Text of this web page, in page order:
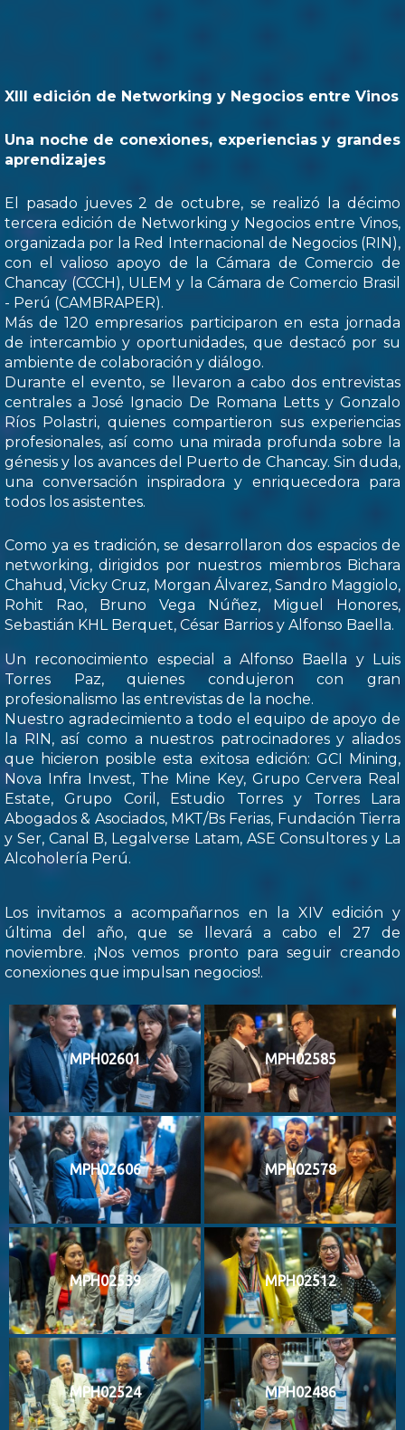
XIII edición de Networking y Negocios entre Vinos
Una noche de conexiones, experiencias y grandes
aprendizajes
El pasado jueves 2 de octubre, se realizó la décimo
tercera edición de Networking y Negocios entre Vinos,
organizada por la Red Internacional de Negocios (RIN),
con el valioso apoyo de la Cámara de Comercio de
Chancay (CCCH), ULEM y la Cámara de Comercio Brasil
- Perú (CAMBRAPER).
Más de 120 empresarios participaron en esta jornada
de intercambio y oportunidades, que destacó por su
ambiente de colaboración y diálogo.
Durante el evento, se llevaron a cabo dos entrevistas
centrales a José Ignacio De Romana Letts y Gonzalo
Ríos Polastri, quienes compartieron sus experiencias
profesionales, así como una mirada profunda sobre la
génesis y los avances del Puerto de Chancay. Sin duda,
una conversación inspiradora y enriquecedora para
todos los asistentes.
Como ya es tradición, se desarrollaron dos espacios de
networking, dirigidos por nuestros miembros Bichara
Chahud, Vicky Cruz, Morgan Álvarez, Sandro Maggiolo,
Rohit Rao, Bruno Vega Núñez, Miguel Honores,
Sebastián KHL Berquet, César Barrios y Alfonso Baella.
Un reconocimiento especial a Alfonso Baella y Luis
Torres Paz, quienes condujeron con gran
profesionalismo las entrevistas de la noche.
Nuestro agradecimiento a todo el equipo de apoyo de
la RIN, así como a nuestros patrocinadores y aliados
que hicieron posible esta exitosa edición: GCI Mining,
Nova Infra Invest, The Mine Key, Grupo Cervera Real
Estate, Grupo Coril, Estudio Torres y Torres Lara
Abogados & Asociados, MKT/Bs Ferias, Fundación Tierra
y Ser, Canal B, Legalverse Latam, ASE Consultores y La
Alcoholería Perú.
Los invitamos a acompañarnos en la XIV edición y
última del año, que se llevará a cabo el 27 de
noviembre. ¡Nos vemos pronto para seguir creando
conexiones que impulsan negocios!.
MPH02601 MPH02585
MPH02606 MPH02578
MPH02539 MPH02512
MPH02524 MPH02486